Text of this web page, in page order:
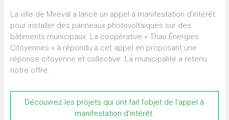
La ville de Mireval a lancé un appel à manifestation d’intérêt
pour installer des panneaux photovoltaïques sur des
bâtiments municipaux. La coopérative « Thau Énergies
Citoyennes » à répondu à cet appel en proposant une
réponse citoyenne et collective. La municipalité a retenu
notre offre.
Découvrez les projets qui ont fait l’objet de l’appel à
manifestation d’intérêt.